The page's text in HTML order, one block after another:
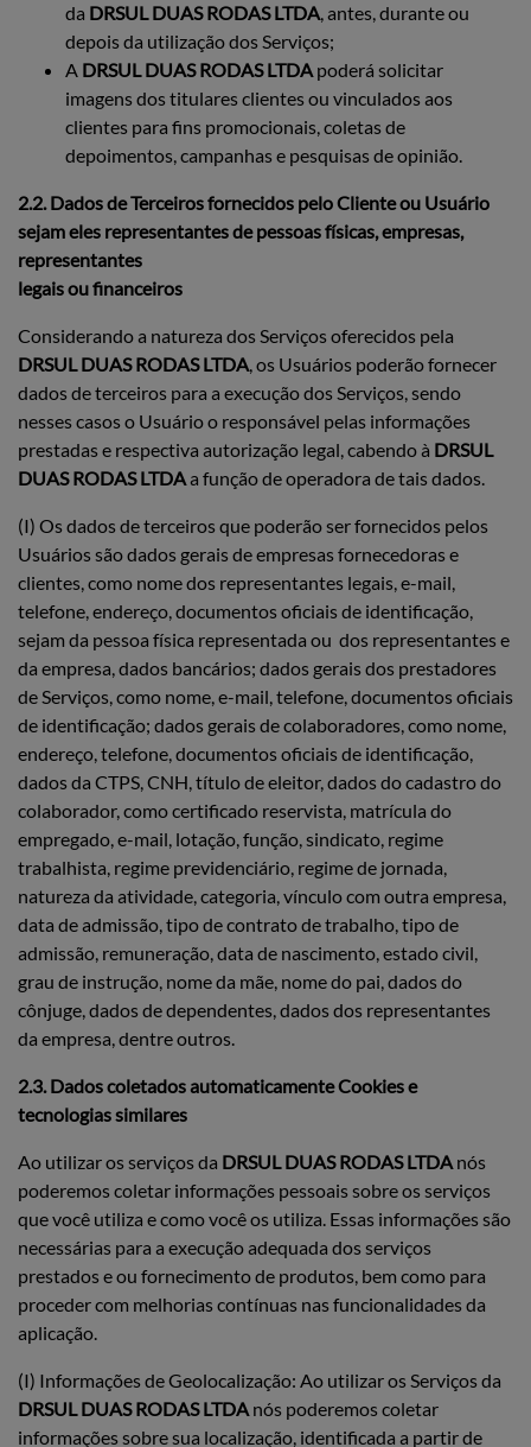
da DRSUL DUAS RODAS LTDA, antes, durante ou
depois da utilização dos Serviços;
A DRSUL DUAS RODAS LTDA poderá solicitar
imagens dos titulares clientes ou vinculados aos
clientes para fins promocionais, coletas de
depoimentos, campanhas e pesquisas de opinião.
2.2. Dados de Terceiros fornecidos pelo Cliente ou Usuário
sejam eles representantes de pessoas físicas, empresas,
representantes
legais ou financeiros
Considerando a natureza dos Serviços oferecidos pela
DRSUL DUAS RODAS LTDA, os Usuários poderão fornecer
dados de terceiros para a execução dos Serviços, sendo
nesses casos o Usuário o responsável pelas informações
prestadas e respectiva autorização legal, cabendo à DRSUL
DUAS RODAS LTDAa função de operadora de tais dados.
(I) Os dados de terceiros que poderão ser fornecidos pelos
Usuários são dados gerais de empresas fornecedoras e
clientes, como nome dos representantes legais, e-mail,
telefone, endereço, documentos oficiais de identificação,
sejam da pessoa física representada ou dos representantes e
da empresa, dados bancários; dados gerais dos prestadores
de Serviços, como nome, e-mail, telefone, documentos oficiais
de identificação; dados gerais de colaboradores, como nome,
endereço, telefone, documentos oficiais de identificação,
dados da CTPS, CNH, título de eleitor, dados do cadastro do
colaborador, como certificado reservista, matrícula do
empregado, e-mail, lotação, função, sindicato, regime
trabalhista, regime previdenciário, regime de jornada,
natureza da atividade, categoria, vínculo com outra empresa,
data de admissão, tipo de contrato de trabalho, tipo de
admissão, remuneração, data de nascimento, estado civil,
grau de instrução, nome da mãe, nome do pai, dados do
cônjuge, dados de dependentes, dados dos representantes
da empresa, dentre outros.
2.3. Dados coletados automaticamente Cookies e
tecnologias similares
Ao utilizar os serviços da DRSUL DUAS RODAS LTDA nós
poderemos coletar informações pessoais sobre os serviços
que você utiliza e como você os utiliza. Essas informações são
necessárias para a execução adequada dos serviços
prestados e ou fornecimento de produtos, bem como para
proceder com melhorias contínuas nas funcionalidades da
aplicação.
(I) Informações de Geolocalização: Ao utilizar os Serviços da
DRSUL DUAS RODAS LTDA nós poderemos coletar
informações sobre sua localização, identificada a partir de